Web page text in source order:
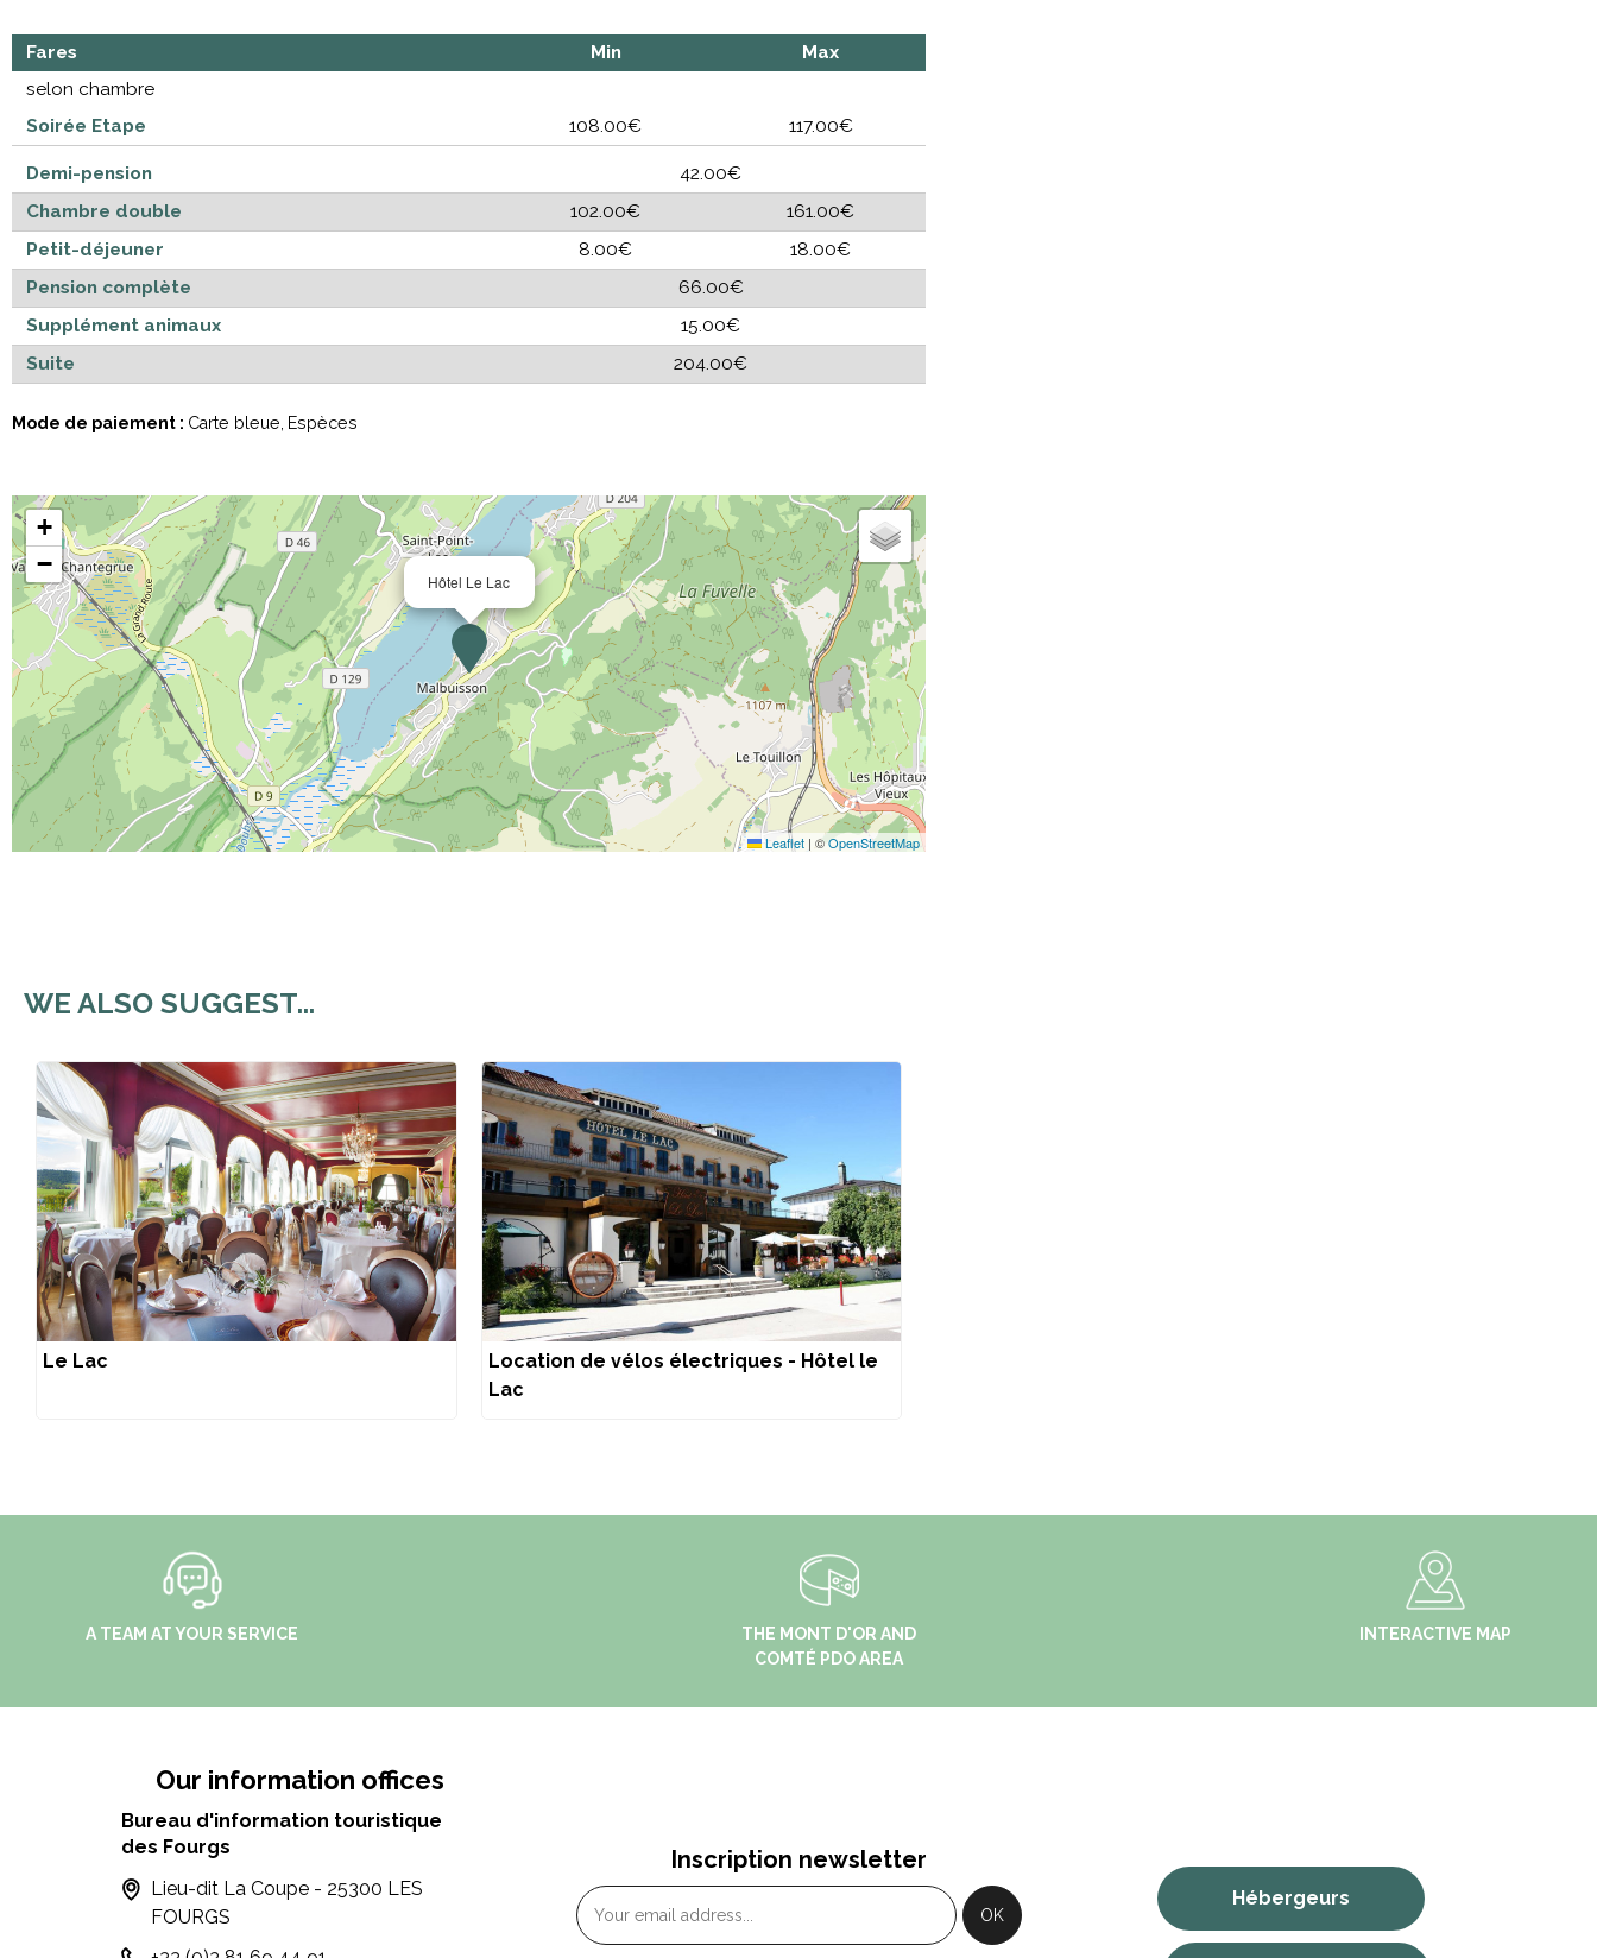
Fares Min
Max
selon chambre
Soirée Etape
108.00€ 117.00€
Demi-pension
42.00€
Chambre double
102.00€
161.00€
Petit-déjeuner
8.00€
18.00€
Pension complète
66.00€
Supplément animaux
15.00€
Suite
204.00€
Mode de paiement : Carte bleue Espèces
Hôtel Le Lac
+
−
Leaflet | ©OpenStreetMap
WE ALSO SUGGEST...
Le Lac
Location de vélos électriques - Hôtel le
Lac
A TEAM AT YOUR SERVICE
THE MONT D'OR AND
COMTÉ PDO AREA
INTERACTIVE MAP
Our information offices
Bureau d'information touristique
des Fourgs
Lieu-dit La Coupe - 25300 LES
FOURGS
Inscription newsletter
Hébergeurs